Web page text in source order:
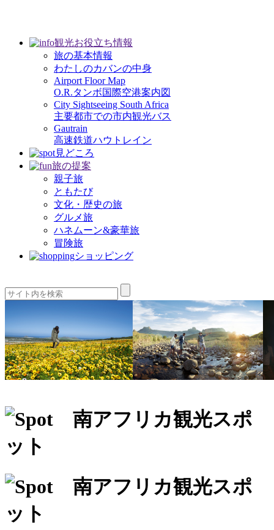
観光お役立ち情報
旅の基本情報
わたしのカバンの中身
Airport Floor Map
O.R.タンボ国際空港案内図
City Sightseeing South Africa
主要都市での市内観光バス
Gautrain
高速鉄道ハウトレイン
見どころ
旅の提案
親子旅
ともたび
文化・歴史の旅
グルメ旅
ハネムーン&豪華旅
冒険旅
ショッピング